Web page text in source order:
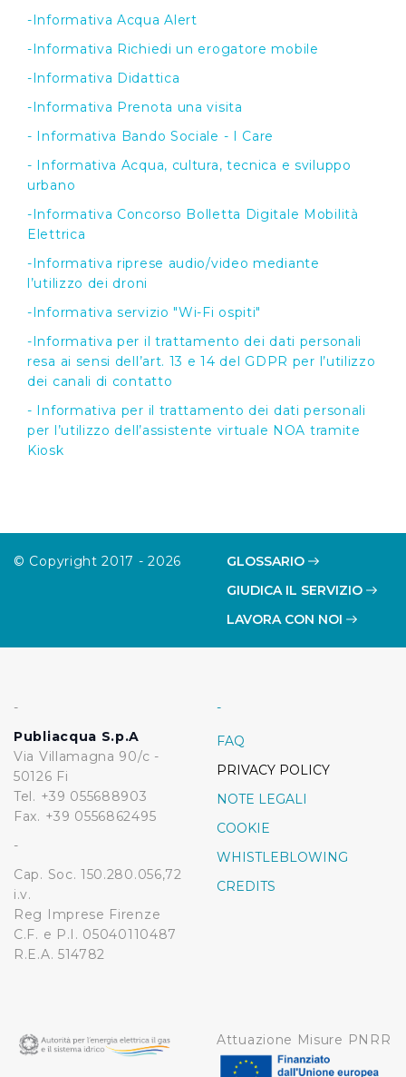
-Informativa Acqua Alert
-Informativa Richiedi un erogatore mobile
-Informativa Didattica
-Informativa Prenota una visita
- Informativa Bando Sociale - I Care
- Informativa Acqua, cultura, tecnica e sviluppo
urbano
-Informativa Concorso Bolletta Digitale Mobilità
Elettrica
-Informativa riprese audio/video mediante
l’utilizzo dei droni
-Informativa servizio "Wi-Fi ospiti"
-Informativa per il trattamento dei dati personali
resa ai sensi dell’art. 13 e 14 del GDPR per l’utilizzo
dei canali di contatto
- Informativa per il trattamento dei dati personali
per l’utilizzo dell’assistente virtuale NOA tramite
Kiosk
© Copyright 2017 - 2026
GLOSSARIO
GIUDICA IL SERVIZIO
LAVORA CON NOI
-
Publiacqua S.p.A
Via Villamagna 90/c -
50126 Fi
Tel. +39 055688903
Fax. +39 0556862495
-
Cap. Soc. 150.280.056,72
i.v.
Reg Imprese Firenze
C.F. e P.I. 05040110487
R.E.A. 514782
-
FAQ
PRIVACY POLICY
NOTE LEGALI
COOKIE
WHISTLEBLOWING
CREDITS
Attuazione Misure PNRR